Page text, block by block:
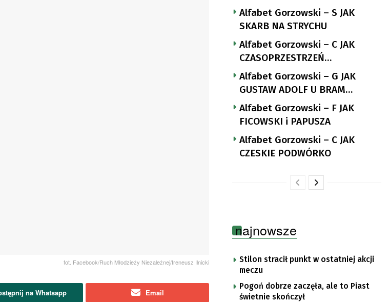
fot. Facebook/Ruch Młodzieży Niezależnej/Ireneusz Ilnicki
na Whatsapp Email
Alfabet Gorzowski – S JAK
SKARB NA STRYCHU
Alfabet Gorzowski – C JAK
CZASOPRZESTRZEŃ
NUTTGENSA
Alfabet Gorzowski – G JAK
GUSTAW ADOLF U BRAM
LANDSBERGA
Alfabet Gorzowski – F JAK
FICOWSKI i PAPUSZA
Alfabet Gorzowski – C JAK
CZESKIE PODWÓRKO
najnowsze
Stilon stracił punkt w ostatniej akcji
meczu
Pogoń dobrze zaczęła, ale to Piast
świetnie skończył